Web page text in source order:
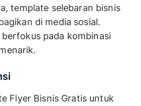
template selebaran bisnis
di media sosial.
pada kombinasi